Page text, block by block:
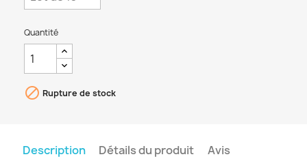
Quantité
 Rupture de stock
Description Détails du produit
Avis